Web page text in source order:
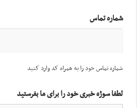
شماره تماس
شماره تماس خود را به همراه کد وارد کنید
لطفا سوژه خبری خود را برای ما بفرستید